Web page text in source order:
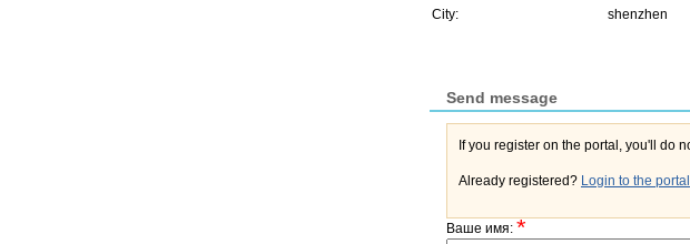
City: shenzhen
Send message
Already registered? Login to the portal
Ваше имя: *